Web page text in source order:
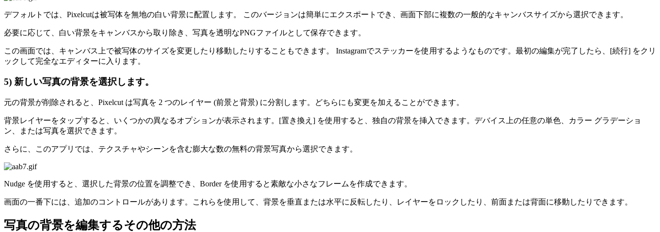
デフォルトでは、Pixelcutは被写体を無地の白い背景に配置します。 このバージョンは簡単にエクスポートでき、画面下部に複数の一般的なキャンバスサイズから選択できます。
必要に応じて、白い背景をキャンバスから取り除き、写真を透明なPNGファイルとして保存できます。
この画面では、キャンバス上で被写体のサイズを変更したり移動したりすることもできます。 Instagramでステッカーを使用するようなものです。最初の編集が完了したら、[続行] をクリ
ックして完全なエディターに入ります。
5) 新しい写真の背景を選択します。
元の背景が削除されると、Pixelcut は写真を 2 つのレイヤー (前景と背景) に分割します。どちらにも変更を加えることができます。
背景レイヤーをタップすると、いくつかの異なるオプションが表示されます。[置き換え ] を使用すると、独自の背景を挿入できます。デバイス上の任意の単色、カラー グラデーショ
ン、または写真を選択できます。
さらに、このアプリでは、テクスチャやシーンを含む膨大な数の無料の背景写真から選択できます。
Nudge を使用すると、選択した背景の位置を調整でき、Border を使用すると素敵な小さなフレームを作成できます。
画面の一番下には、追加のコントロールがあります。これらを使用して、背景を垂直または水平に反転したり、レイヤーをロックしたり、前面または背面に移動したりできます。
写真の背景を編集するその他の方法